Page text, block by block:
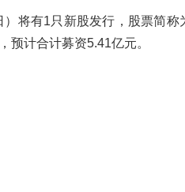
将有1只新股发行，股票简
预计合计募资5.41亿元。